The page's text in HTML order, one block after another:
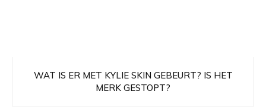
WAT IS ER MET KYLIE SKIN GEBEURT? IS HET
MERK GESTOPT?